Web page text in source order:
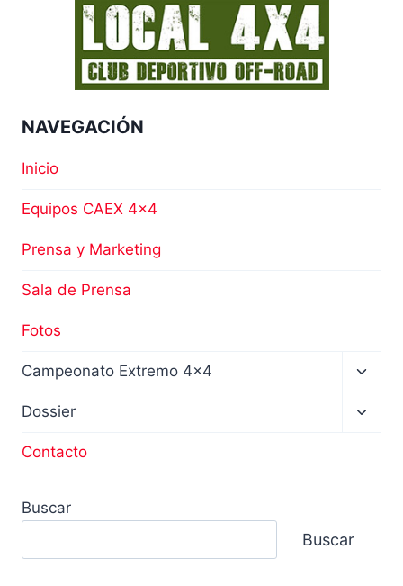
NAVEGACIÓN
Inicio
Equipos CAEX 4×4
Prensa y Marketing
Sala de Prensa
Fotos
Campeonato Extremo 4×4
hijo
Dossier
Contacto
Buscar
Buscar